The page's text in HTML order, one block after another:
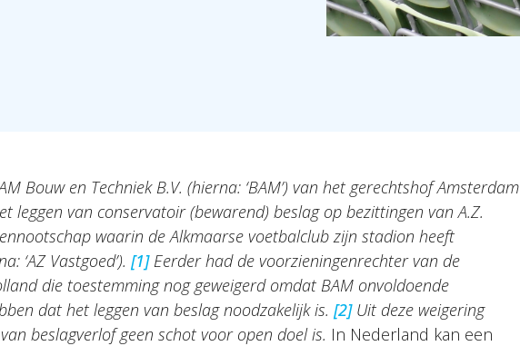
Bouw en Techniek B.V. (hierna: ‘BAM’) van het gerechtshof Amsterdam
leggen van conservatoir (bewarend) beslag op bezittingen van A.Z.
waarin de Alkmaarse voetbalclub zijn stadion heeft
‘AZ Vastgoed’). [1]Eerder had de voorzieningenrechter van de
die toestemming nog geweigerd omdat BAM onvoldoende
dat het leggen van beslag noodzakelijk is. [2]Uit deze weigering
beslagverlof geen schot voor open doel is. In Nederland kan een